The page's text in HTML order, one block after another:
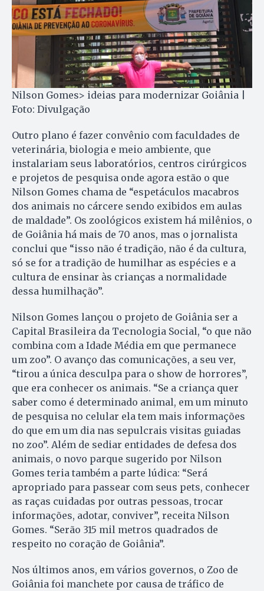
Nilson Gomes> ideias para modernizar Goiânia |
Foto: Divulgação
Outro plano é fazer convênio com faculdades de
veterinária, biologia e meio ambiente, que
instalariam seus laboratórios, centros cirúrgicos
e projetos de pesquisa onde agora estão o que
Nilson Gomes chama de “espetáculos macabros
dos animais no cárcere sendo exibidos em aulas
de maldade”. Os zoológicos existem há milênios, o
de Goiânia há mais de 70 anos, mas o jornalista
conclui que “isso não é tradição, não é da cultura,
só se for a tradição de humilhar as espécies e a
cultura de ensinar às crianças a normalidade
dessa humilhação”.
Nilson Gomes lançou o projeto de Goiânia ser a
Capital Brasileira da Tecnologia Social, “o que não
combina com a Idade Média em que permanece
um zoo”. O avanço das comunicações, a seu ver,
“tirou a única desculpa para o show de horrores”,
que era conhecer os animais. “Se a criança quer
saber como é determinado animal, em um minuto
de pesquisa no celular ela tem mais informações
do que em um dia nas sepulcrais visitas guiadas
no zoo”. Além de sediar entidades de defesa dos
animais, o novo parque sugerido por Nilson
Gomes teria também a parte lúdica: “Será
apropriado para passear com seus pets, conhecer
as raças cuidadas por outras pessoas, trocar
informações, adotar, conviver”, receita Nilson
Gomes. “Serão 315 mil metros quadrados de
respeito no coração de Goiânia”.
Nos últimos anos, em vários governos, o Zoo de
Goiânia foi manchete por causa de tráfico de